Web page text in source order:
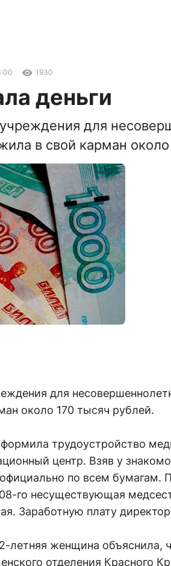
1930
деньги
для
в свой карман
для
около 170 тысяч рублей.
трудо­устройство
центр. Взяв у
по всем бумагам.
го несуществующая
Заработную плату
летняя женщина объяснила,
отделения Красного